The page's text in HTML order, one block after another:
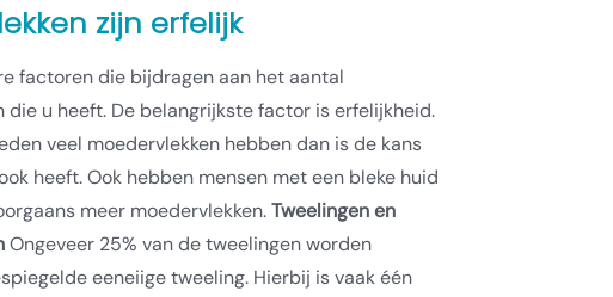
zijn erfelijk
factoren die bijdragen aan het aantal
die u heeft. De belangrijkste factor is erfelijkheid.
veel moedervlekken hebben dan is de kans
heeft. Ook hebben mensen met een bleke huid
meer moedervlekken.Tweelingen en
Ongeveer 25% van de tweelingen worden
eeneiige tweeling. Hierbij is vaak één